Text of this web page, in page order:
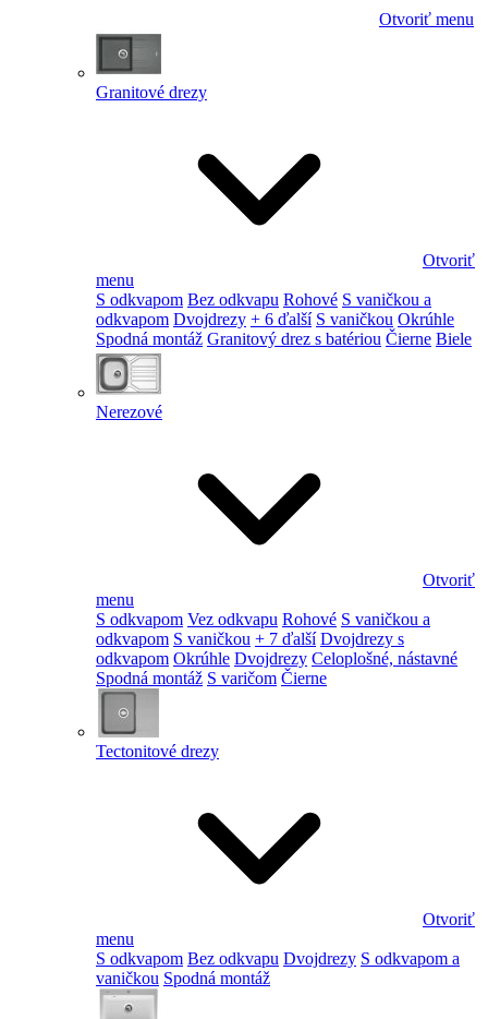
Otvoriť menu
Granitové drezy
Otvoriť
menu
S odkvapom Bez odkvapu Rohové S vaničkou a
odkvapom Dvojdrezy + 6 ďalší S vaničkou Okrúhle
Spodná montáž Granitový drez s batériou Čierne Biele
Nerezové
Otvoriť
menu
S odkvapom Vez odkvapu Rohové S vaničkou a
odkvapom S vaničkou + 7 ďalší Dvojdrezy s
odkvapom Okrúhle Dvojdrezy Celoplošné, nástavné
Spodná montáž S varičom Čierne
Tectonitové drezy
Otvoriť
menu
S odkvapom Bez odkvapu Dvojdrezy S odkvapom a
vaničkou Spodná montáž